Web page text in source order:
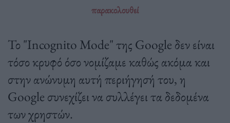
παρακολουθεί
Το "Incognito Mode" της Google δεν είναι
τόσο κρυφό όσο νομίζαμε καθώς ακόμα και
στην ανώνυμη αυτή περιήγησή του, η
Google συνεχίζει να συλλέγει τα δεδομένα
των χρηστών.